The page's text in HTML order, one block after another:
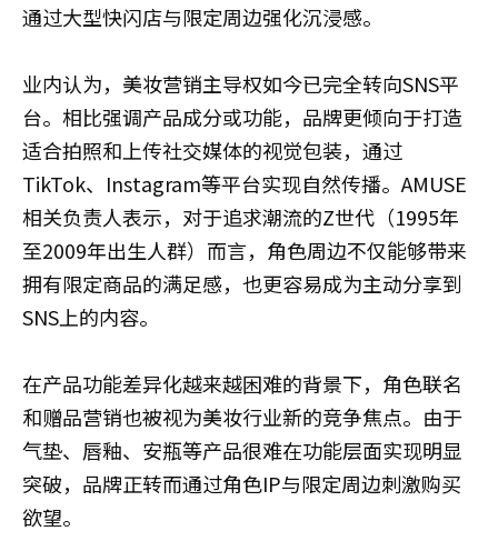
通过大型快闪店与限定周边强化沉浸感。
业内认为，美妆营销主导权如今已完全转向SNS平
台。相比强调产品成分或功能，品牌更倾向于打造
适合拍照和上传社交媒体的视觉包装，通过
TikTok、Instagram等平台实现自然传播。AMUSE
相关负责人表示，对于追求潮流的Z世代（1995年
至2009年出生人群）而言，角色周边不仅能够带来
拥有限定商品的满足感，也更容易成为主动分享到
SNS上的内容。
在产品功能差异化越来越困难的背景下，角色联名
和赠品营销也被视为美妆行业新的竞争焦点。由于
气垫、唇釉、安瓶等产品很难在功能层面实现明显
突破，品牌正转而通过角色IP与限定周边刺激购买
欲望。